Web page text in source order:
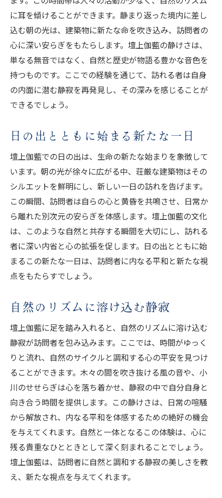
に耳を傾けることができます。静まり返った境内に差し
込む朝の光は、建築物に新たな命を吹き込み、訪問者の
心に深い安らぎをもたらします。壇上伽藍の静けさは、
単なる無音ではなく、自然と歴史が物語る豊かな音色を
持つものです。ここでの経験を通じて、訪れる者は自身
の内面に潜む静寂を再発見し、その深みを感じることが
できるでしょう。
日の出とともに始まる新たな一日
壇上伽藍での日の出は、生命の新たな始まりを象徴して
います。朝の光が徐々に広がる中、荘厳な建築物はその
シルエットを鮮明にし、新しい一日の訪れを告げます。
この瞬間、訪問者は自らの心と黄昏を共鳴させ、日常か
ら離れた別次元の安らぎを体感します。壇上伽藍の文化
は、このような自然と共存する瞬間を大切にし、訪れる
者に深い内省と心の拡張を促します。日の出とともに始
まるこの新たな一日は、訪問者に内なる平和と新たな視
点をもたらすでしょう。
自然のリズムに溶け込む静寂
壇上伽藍に足を踏み入れると、自然のリズムに溶け込む
静寂が訪問者を包み込みます。ここでは、時間がゆっく
りと流れ、自然のサイクルと調和する心の平安を見つけ
ることができます。木々の間を吹き抜ける風の音や、小
川のせせらぎは心を落ち着かせ、静寂の中で自分自身と
向き合う時間を提供します。この静けさは、日常の喧騒
から解放され、内なる平和を体感するための絶好の機会
を与えてくれます。自然と一体となるこの体験は、心に
残る貴重なひとときとして深く刻まれることでしょう。
壇上伽藍は、訪問者に自然と調和する静寂の美しさを教
え、新たな視点を与えてくれます。